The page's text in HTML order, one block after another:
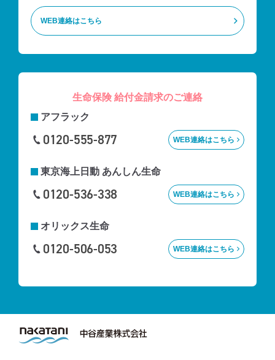
WEB連絡はこちら
生命保険 給付金請求のご連絡
アフラック
0120-555-877 WEB連絡はこちら
東京海上⽇動 あんしん生命
0120-536-338 WEB連絡はこちら
オリックス生命
0120-506-053 WEB連絡はこちら